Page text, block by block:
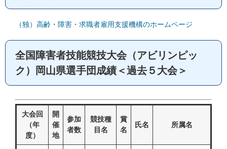
（独）高齢・障害・求職者雇用支援機構のホームページ
全国障害者技能競技大会（アビリンピッ
ク）岡山県選手団成績＜過去５大会＞
大会回
（年
度）
開
催
地
参加
者数
競技種
目名
賞
名
氏名 所属名